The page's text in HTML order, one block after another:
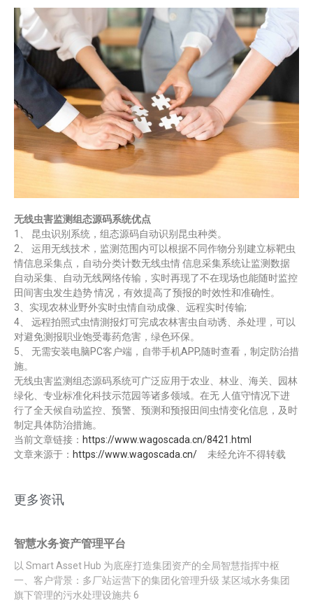
无线虫害监测组态源码系统优点
1、 昆虫识别系统，组态源码自动识别昆虫种类。
2、 运用无线技术，监测范围内可以根据不同作物分别建立标靶虫
情信息采集点，自动分类计数无线虫情 信息采集系统让监测数据
自动采集、自动无线网络传输，实时再现了不在现场也能随时监控
田间害虫发生趋势 情况，有效提高了预报的时效性和准确性。
3、实现农林业野外实时虫情自动成像、远程实时传输;
4、 远程拍照式虫情測报灯可完成农林害虫自动诱、杀处理，可以
对避免测报职业饱受毒药危害，绿色环保。
5、 无需安装电脑PC客户端，自带手机APP,随时查看，制定防治措
施。
无线虫害监测组态源码系统可广泛应用于农业、林业、海关、园林
绿化、专业标准化科技示范园等诸多领域。在无 人值守情况下进
行了全天候自动监控、预警、预测和预报田间虫情变化信息，及时
制定具体防治措施。
当前文章链接： https://www.wagoscada.cn/8421.html
文章来源于： https://www.wagoscada.cn/ 未经允许不得转载
更多资讯
智慧水务资产管理平台
以 Smart Asset Hub 为底座打造集团资产的全局智慧指挥中枢
一、客户背景：多厂站运营下的集团化管理升级 某区域水务集团
旗下管理的污水处理设施共 6